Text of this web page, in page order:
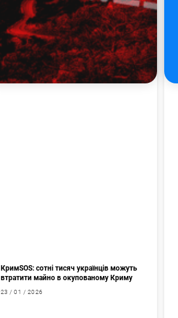
КримSOS: сотні тисяч українців можуть
втратити майно в окупованому Криму
23 / 01 / 2026